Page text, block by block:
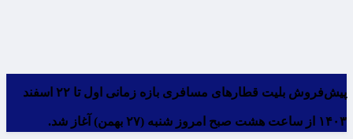
پیش‌فروش بلیت قطارهای مسافری بازه زمانی اول تا ۲۲ اسفند
۱۴۰۳ از ساعت هشت صبح امروز شنبه (۲۷ بهمن) آغاز شد.